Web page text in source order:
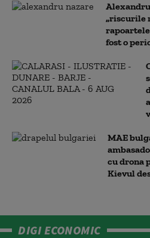
„riscurile
rapoartele
fost o
MAE
cu drona
Kievul
DIGI ECONOMIC